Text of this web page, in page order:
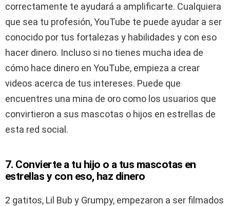
correctamente te ayudará a amplificarte. Cualquiera
que sea tu profesión, YouTube te puede ayudar a ser
conocido por tus fortalezas y habilidades y con eso
hacer dinero. Incluso si no tienes mucha idea de
cómo hace dinero en YouTube, empieza a crear
videos acerca de tus intereses. Puede que
encuentres una mina de oro como los usuarios que
convirtieron a sus mascotas o hijos en estrellas de
esta red social.
7. Convierte a tu hijo o a tus mascotas en
estrellas y con eso, haz dinero
2 gatitos, Lil Bub y Grumpy, empezaron a ser filmados